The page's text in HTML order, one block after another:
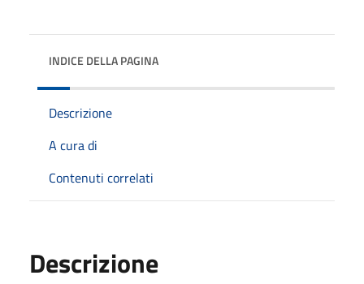
INDICE DELLA PAGINA
Descrizione
A cura di
Contenuti correlati
Descrizione